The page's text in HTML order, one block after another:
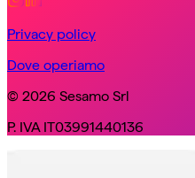
Privacy policy
Dove operiamo
© 2026 Sesamo Srl
P. IVA IT03991440136